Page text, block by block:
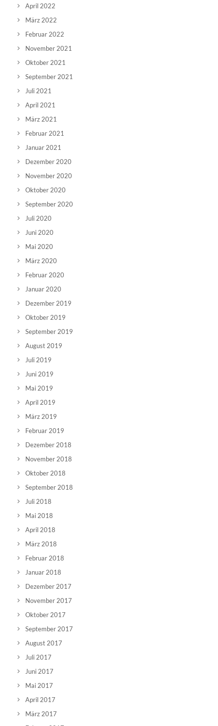
April 2022
März 2022
Februar 2022
November 2021
Oktober 2021
September 2021
Juli 2021
April 2021
März 2021
Februar 2021
Januar 2021
Dezember 2020
November 2020
Oktober 2020
September 2020
Juli 2020
Juni 2020
Mai 2020
März 2020
Februar 2020
Januar 2020
Dezember 2019
Oktober 2019
September 2019
August 2019
Juli 2019
Juni 2019
Mai 2019
April 2019
März 2019
Februar 2019
Dezember 2018
November 2018
Oktober 2018
September 2018
Juli 2018
Mai 2018
April 2018
März 2018
Februar 2018
Januar 2018
Dezember 2017
November 2017
Oktober 2017
September 2017
August 2017
Juli 2017
Juni 2017
Mai 2017
April 2017
März 2017